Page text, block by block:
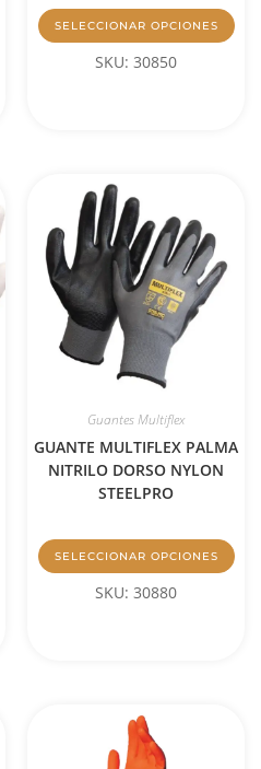
SELECCIONAR OPCIONES
SKU: 30850
Guantes Multiflex
GUANTE MULTIFLEX PALMA
NITRILO DORSO NYLON
STEELPRO
SELECCIONAR OPCIONES
SKU: 30880